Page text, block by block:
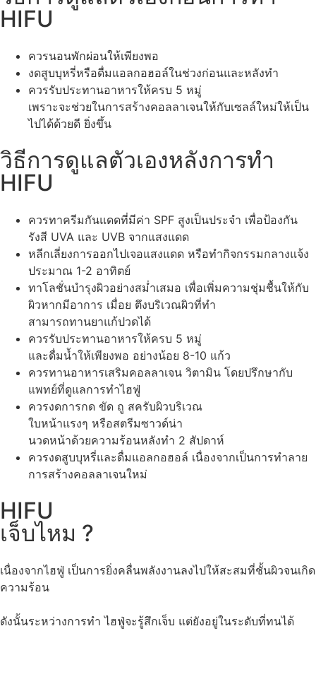
HIFU
ควรนอนพักผ่อนให้เพียงพอ
งดสูบบุหรี่หรือดื่มแอลกอฮอล์ในช่วงก่อนและหลังทำ
ควรรับประทานอาหารให้ครบ 5 หมู่
เพราะจะช่วยในการสร้างคอลลาเจนให้กับเซลล์ใหม่ให้เป็น
ไปได้ด้วยดี ยิ่งขึ้น
วิธีการดูแลตัวเองหลังการทำ
HIFU
ควรทาครีมกันแดดที่มีค่า SPF สูงเป็นประจำ เพื่อป้องกัน
รังสี UVA และ UVB จากแสงแดด
หลีกเลี่ยงการออกไปเจอแสงแดด หรือทำกิจกรรมกลางแจ้ง
ประมาณ 1-2 อาทิตย์
ทาโลชั่นบำรุงผิวอย่างสม่ำเสมอ เพื่อเพิ่มความชุ่มชื้นให้กับ
ผิวหากมีอาการ เมื่อย ตึงบริเวณผิวที่ทำ
สามารถทานยาแก้ปวดได้
ควรรับประทานอาหารให้ครบ 5 หมู่
และดื่มน้ำให้เพียงพอ อย่างน้อย 8-10 แก้ว
ควรทานอาหารเสริมคอลลาเจน วิตามิน โดยปรึกษากับ
แพทย์ที่ดูแลการทำไฮฟู่
ควรงดการกด ขัด ถู สครับผิวบริเวณ
ใบหน้าแรงๆ หรือสตรีมซาวด์น่า
นวดหน้าด้วยความร้อนหลังทำ 2 สัปดาห์
ควรงดสูบบุหรี่และดื่มแอลกอฮอล์ เนื่องจากเป็นการทำลาย
การสร้างคอลลาเจนใหม่
HIFU
เจ็บไหม ?
เนื่องจากไฮฟู่ เป็นการยิ่งคลื่นพลังงานลงไปให้สะสมที่ชั้นผิวจนเกิด
ความร้อน
ดังนั้นระหว่างการทำ ไฮฟู่จะรู้สึกเจ็บ แต่ยังอยู่ในระดับที่ทนได้